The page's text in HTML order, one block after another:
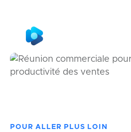
POUR ALLER PLUS LOIN